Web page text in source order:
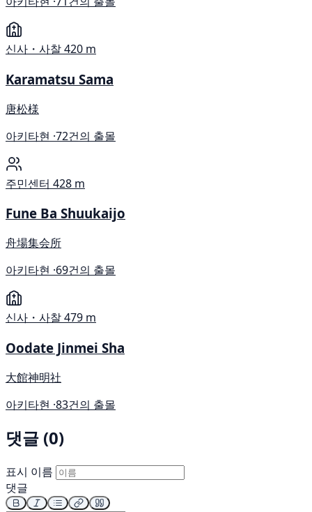
신사・사찰420 m
Karamatsu Sama
唐松様
아키타현 ·72건의 출몰
주민센터 428 m
Fune Ba Shuukaijo
舟場集会所
아키타현 ·69건의 출몰
신사・사찰479 m
Oodate Jinmei Sha
大館神明社
아키타현 ·83건의 출몰
댓글 (0)
표시 이름
댓글